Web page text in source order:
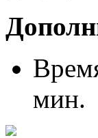
мин.